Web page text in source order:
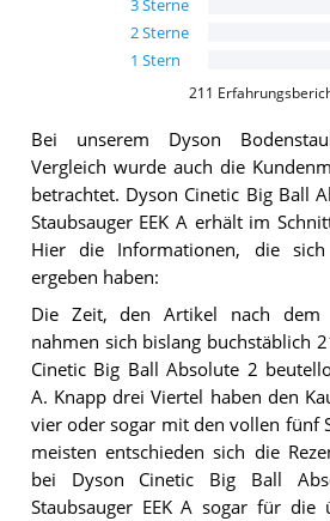
3Sterne
2Sterne
1 Stern
211
Bei unserem Dyson
Vergleich wurde auch die
betrachtet. Dyson Cinetic Big Ball
Staubsauger EEK A erhält im
Hier die Informationen, die
ergeben haben:
Die Zeit, den Artikel nach dem
nahmen sich bislang buchstäblich
Cinetic Big Ball Absolute 2
A. Knapp drei Viertel haben den
vier oder sogar mit den vollen fünf
meisten entschieden sich die
bei Dyson Cinetic Big Ball
Staubsauger EEK A sogar für die